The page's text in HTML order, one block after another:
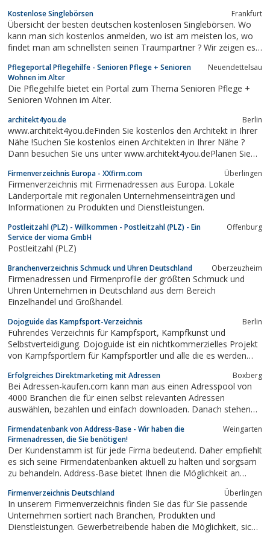
Bereits für jährlich nur 699, 00 Euro können Sie uneingeschränkt
auf alle Adressen...
Kostenlose Singlebörsen Frankfurt
Übersicht der besten deutschen kostenlosen Singlebörsen. Wo
kann man sich kostenlos anmelden, wo ist am meisten los, wo
findet man am schnellsten seinen Traumpartner ? Wir zeigen es
Pflegeportal Pflegehilfe - Senioren Pflege + Senioren
Wohnen im Alter
Neuendettelsau
Die Pflegehilfe bietet ein Portal zum Thema Senioren Pflege +
Senioren Wohnen im Alter.
architekt4you.de Berlin
www.architekt4you.deFinden Sie kostenlos den Architekt in Ihrer
Nähe !Suchen Sie kostenlos einen Architekten in Ihrer Nähe ?
Dann besuchen Sie uns unter www.architekt4you.dePlanen Sie
Firmenverzeichnis Europa - XXfirm.com Überlingen
Firmenverzeichnis mit Firmenadressen aus Europa. Lokale
Länderportale mit regionalen Unternehmenseinträgen und
Informationen zu Produkten und Dienstleistungen.
Postleitzahl (PLZ) - Willkommen - Postleitzahl (PLZ) - Ein
Service der vioma GmbH
Offenburg
Postleitzahl (PLZ)
Branchenverzeichnis Schmuck und Uhren Deutschland Oberzeuzheim
Firmenadressen und Firmenprofile der größten Schmuck und
Uhren Unternehmen in Deutschland aus dem Bereich
Einzelhandel und Großhandel.
Dojoguide das Kampfsport-Verzeichnis Berlin
Führendes Verzeichnis für Kampfsport, Kampfkunst und
Selbstverteidigung. Dojoguide ist ein nichtkommerzielles Projekt
von Kampfsportlern für Kampfsportler und alle die es werden
Erfolgreiches Direktmarketing mit Adressen Boxberg
Bei Adressen-kaufen.com kann man aus einen Adresspool von
4000 Branchen die für einen selbst relevanten Adressen
auswählen, bezahlen und einfach downloaden. Danach stehen
Firmendatenbank von Address-Base - Wir haben die
Firmenadressen, die Sie benötigen!
Weingarten
Der Kundenstamm ist für jede Firma bedeutend. Daher empfiehlt
es sich seine Firmendatenbanken aktuell zu halten und sorgsam
zu behandeln. Address-Base bietet Ihnen die Möglichkeit an
können durch eine neue Marketing Aktion Ihren Kundenstamm
erweitern und auf Ihre Produkte...
Firmenverzeichnis Deutschland Überlingen
In unserem Firmenverzeichnis finden Sie das für Sie passende
Unternehmen sortiert nach Branchen, Produkten und
Dienstleistungen. Gewerbetreibende haben die Möglichkeit, sich